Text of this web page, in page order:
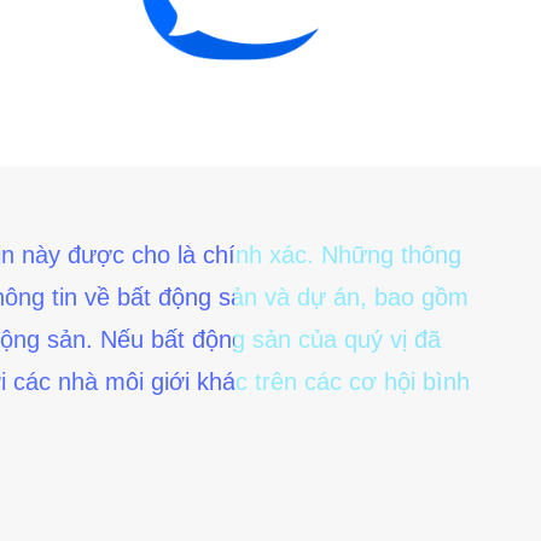
này được cho là chính xác. Những thông
tin về bất động sản và dự án, bao gồm
sản. Nếu bất động sản của quý vị đã
nhà môi giới khác trên các cơ hội bình